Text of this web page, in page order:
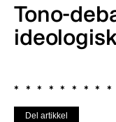
Tono-
Del artikkel